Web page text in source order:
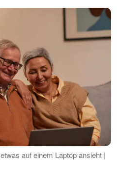
auf einem Laptop ansieht |